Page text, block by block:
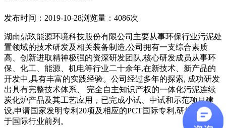
发布时间：2019-10-28浏览量：4086次
湖南鼎玖能源环境科技股份有限公司主要从事环保行业污泥处
置领域的技术研发及相关装备制造,公司拥有一支综合素质
高、创新进取精神极强的资深研发团队,核心研发成员从事环
保、化工、能源、机电等行业二十余年,在新技术、新产品的
开发中,具有丰富的实践经验。公司经过多年的探索, 成功研发
出具有完整技术体系、 完全自主知识产权的一体化污泥连续
炭化炉产品及其工艺应用，已完成小试、中试和示范项目建
设,申请国家发明专利20项及相应的PCT国际专利,研发实力处
于国际行业前列。